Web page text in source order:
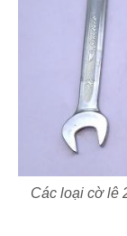
Các loại cờ lê